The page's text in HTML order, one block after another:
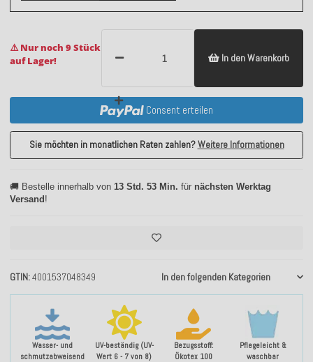
Wasser- und
schmutzabweisend
UV-beständig (UV-
Wert 6 - 7 von 8)
Bezugsstoff:
Ökotex 100
Pflegeleicht &
waschbar
GTIN 4001537048349 In den folgenden Kategorien
⚠️ Nur noch 9 Stück
auf Lager!
In den Warenkorb
Consent erteilen
Sie möchten in monatlichen Raten zahlen?Weitere Informationen
🚚 Bestelle innerhalb von 13 Std. 53 Min. für nächsten Werktag
Versand !